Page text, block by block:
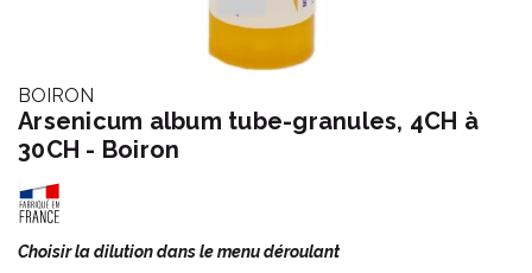
BOIRON
Arsenicum album tube-granules, 4CH à
30CH - Boiron
Choisir la dilution dans le menu déroulant